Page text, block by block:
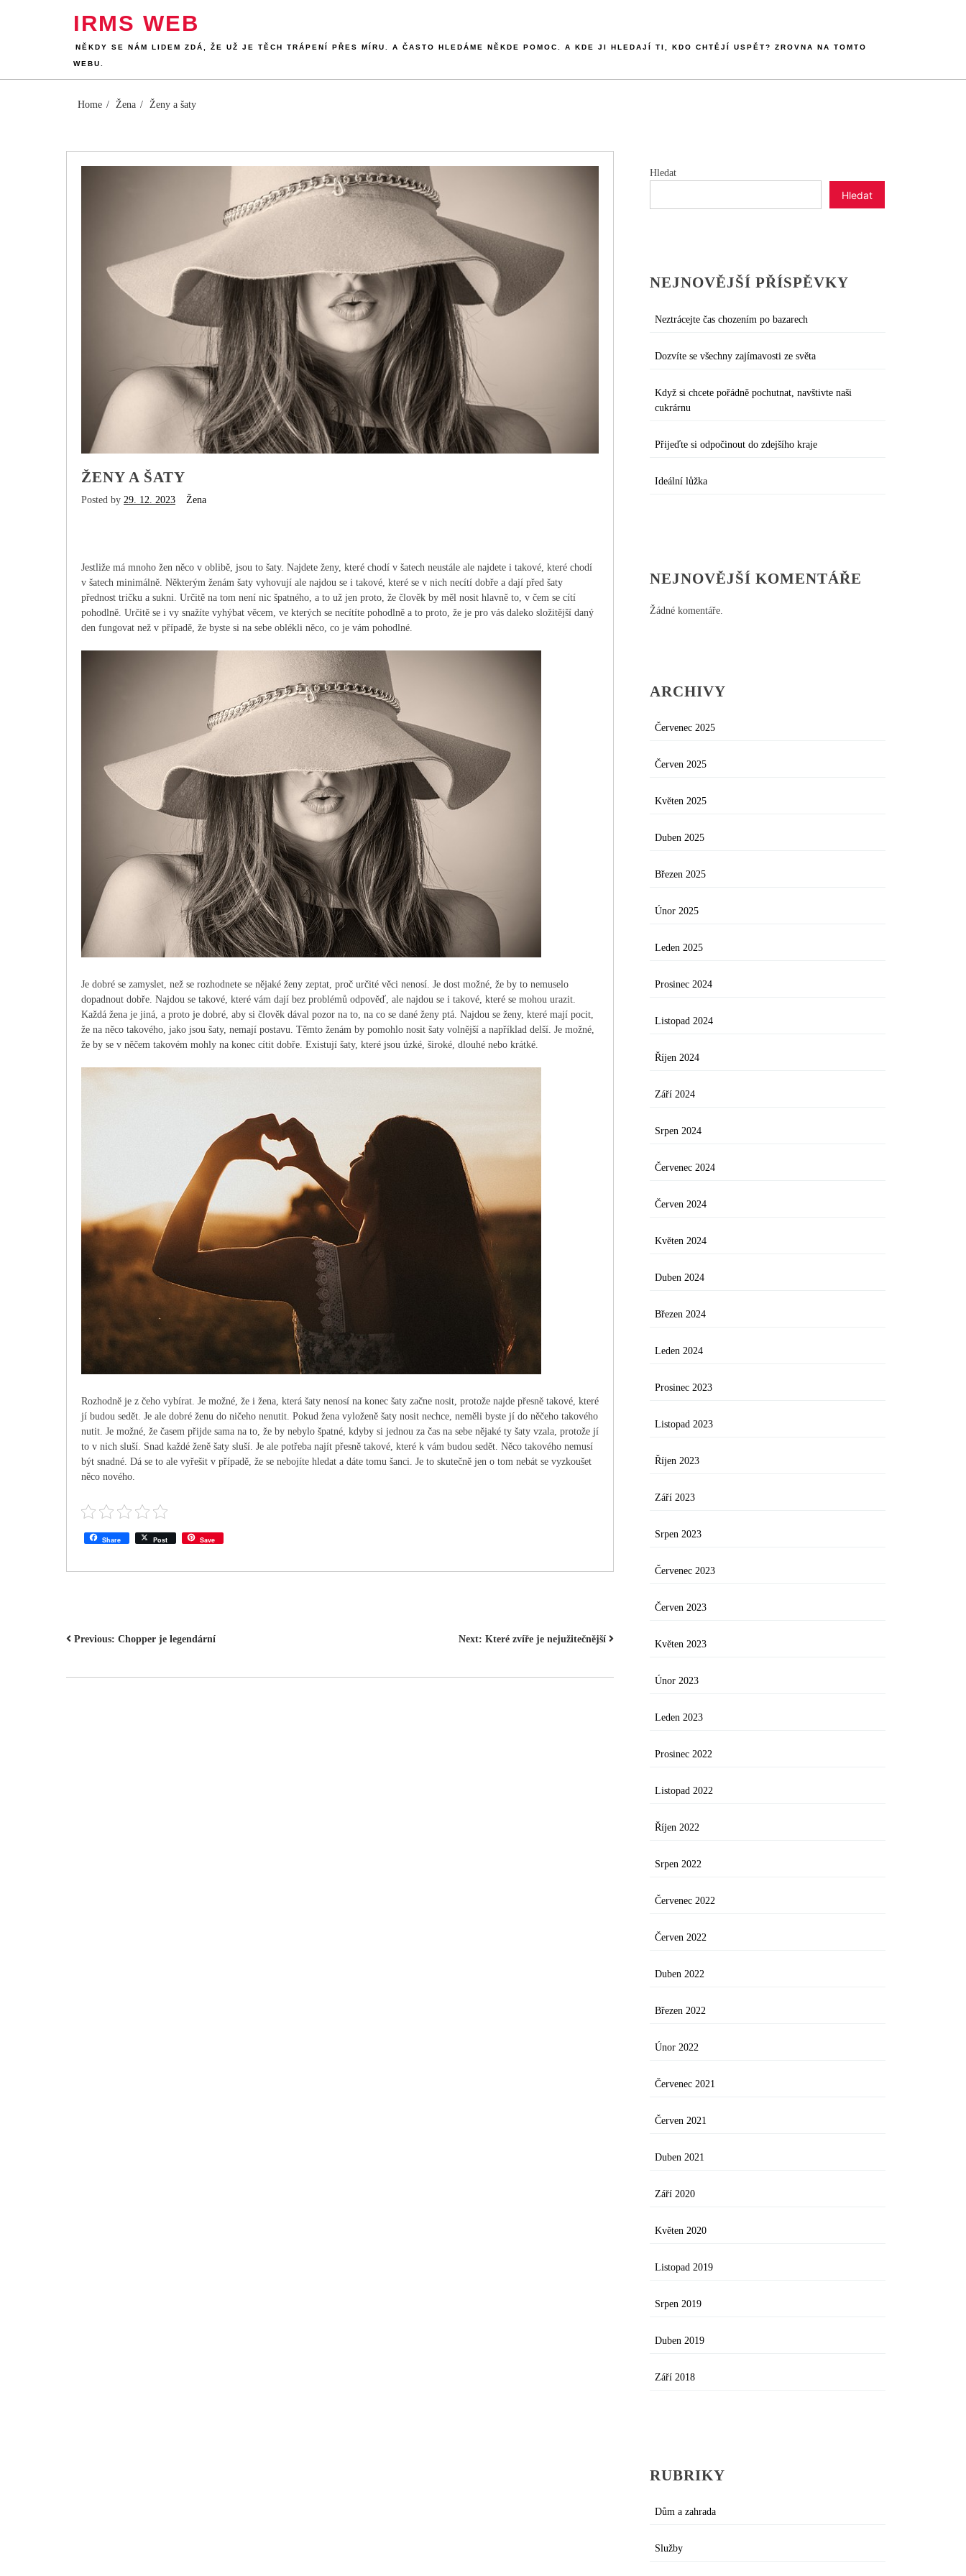
IRMS WEB
NĚKDY SE NÁM LIDEM ZDÁ, ŽE UŽ JE TĚCH TRÁPENÍ PŘES MÍRU. A ČASTO HLEDÁME NĚKDE POMOC. A KDE JI HLEDAJÍ TI, KDO CHTĚJÍ USPĚT? ZROVNA NA TOMTO
WEBU.
Home Žena Ženy a šaty
ŽENY A ŠATY
Posted by 29. 12. 2023 Žena
Jestliže má mnoho žen něco v oblibě, jsou to šaty. Najdete ženy, které chodí v šatech neustále ale najdete i takové, které chodí
v šatech minimálně. Některým ženám šaty vyhovují ale najdou se i takové, které se v nich necítí dobře a dají před šaty
přednost tričku a sukni. Určitě na tom není nic špatného, a to už jen proto, že člověk by měl nosit hlavně to, v čem se cítí
pohodlně. Určitě se i vy snažíte vyhýbat věcem, ve kterých se necítíte pohodlně a to proto, že je pro vás daleko složitější daný
den fungovat než v případě, že byste si na sebe oblékli něco, co je vám pohodlné.
Je dobré se zamyslet, než se rozhodnete se nějaké ženy zeptat, proč určité věci nenosí. Je dost možné, že by to nemuselo
dopadnout dobře. Najdou se takové, které vám dají bez problémů odpověď, ale najdou se i takové, které se mohou urazit.
Každá žena je jiná, a proto je dobré, aby si člověk dával pozor na to, na co se dané ženy ptá. Najdou se ženy, které mají pocit,
že na něco takového, jako jsou šaty, nemají postavu. Těmto ženám by pomohlo nosit šaty volnější a například delší. Je možné,
že by se v něčem takovém mohly na konec cítit dobře. Existují šaty, které jsou úzké, široké, dlouhé nebo krátké.
Rozhodně je z čeho vybírat. Je možné, že i žena, která šaty nenosí na konec šaty začne nosit, protože najde přesně takové, které
jí budou sedět. Je ale dobré ženu do ničeho nenutit. Pokud žena vyloženě šaty nosit nechce, neměli byste jí do něčeho takového
nutit. Je možné, že časem přijde sama na to, že by nebylo špatné, kdyby si jednou za čas na sebe nějaké ty šaty vzala, protože jí
to v nich sluší. Snad každé ženě šaty sluší. Je ale potřeba najít přesně takové, které k vám budou sedět. Něco takového nemusí
být snadné. Dá se to ale vyřešit v případě, že se nebojíte hledat a dáte tomu šanci. Je to skutečně jen o tom nebát se vyzkoušet
něco nového.
Share Post Save
NAVIGACE
Previous: Chopper je legendární Next: Které zvíře je nejužitečnější
Hledat
Hledat
NEJNOVĚJŠÍ PŘÍSPĚVKY
Neztrácejte čas chozením po bazarech
Dozvíte se všechny zajímavosti ze světa
Když si chcete pořádně pochutnat, navštivte naši
cukrárnu
Přijeďte si odpočinout do zdejšího kraje
Ideální lůžka
NEJNOVĚJŠÍ KOMENTÁŘE
Žádné komentáře.
ARCHIVY
Červenec 2025
Červen 2025
Květen 2025
Duben 2025
Březen 2025
Únor 2025
Leden 2025
Prosinec 2024
Listopad 2024
Říjen 2024
Září 2024
Srpen 2024
Červenec 2024
Červen 2024
Květen 2024
Duben 2024
Březen 2024
Leden 2024
Prosinec 2023
Listopad 2023
Říjen 2023
Září 2023
Srpen 2023
Červenec 2023
Červen 2023
Květen 2023
Únor 2023
Leden 2023
Prosinec 2022
Listopad 2022
Říjen 2022
Srpen 2022
Červenec 2022
Červen 2022
Duben 2022
Březen 2022
Únor 2022
Červenec 2021
Červen 2021
Duben 2021
Září 2020
Květen 2020
Listopad 2019
Srpen 2019
Duben 2019
Září 2018
RUBRIKY
Dům a zahrada
Služby